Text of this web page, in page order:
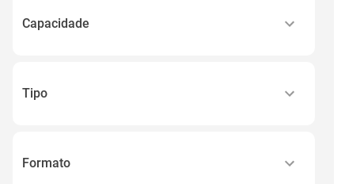
Capacidade
3000 L
Tipo
Formato